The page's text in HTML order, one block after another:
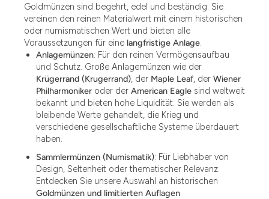
Goldmünzen sind begehrt, edel und beständig. Sie
vereinen den reinen Materialwert mit einem historischen
oder numismatischen Wert und bieten alle
Voraussetzungen für eine langfristige Anlage.
Anlagemünzen: Für den reinen Vermögensaufbau
und Schutz. Große Anlagemünzen wie der
Krügerrand (Krugerrand), der Maple Leaf, der Wiener
Philharmoniker oder der American Eagle sind weltweit
bekannt und bieten hohe Liquidität. Sie werden als
bleibende Werte gehandelt, die Krieg und
verschiedene gesellschaftliche Systeme überdauert
haben.
Sammlermünzen (Numismatik): Für Liebhaber von
Design, Seltenheit oder thematischer Relevanz.
Entdecken Sie unsere Auswahl an historischen
Goldmünzen und limitierten Auflagen.